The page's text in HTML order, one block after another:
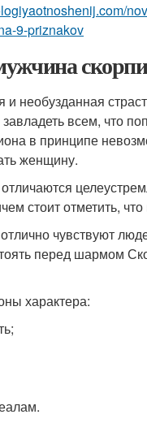
9-priznakov
и необузданная
всем, что
в принципе
женщину.
стоит отметить,
чувствуют
перед шармом
характера: